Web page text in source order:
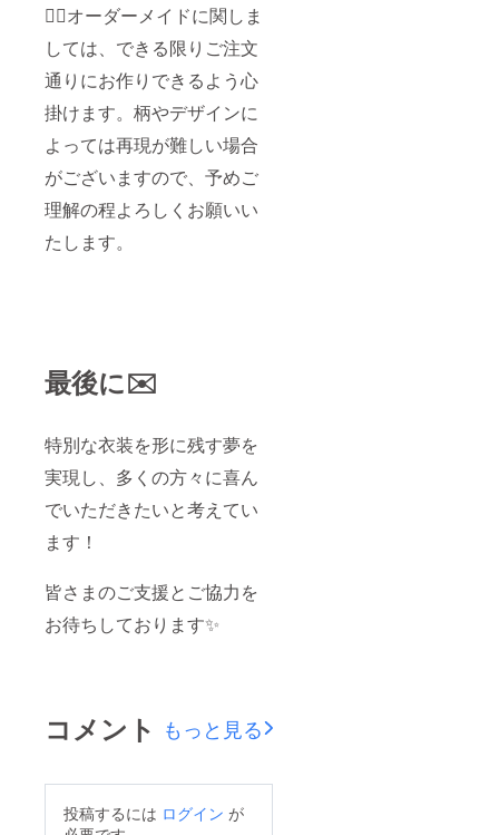
🙇‍♀️オーダーメイドに関しま
しては、できる限りご注文
通りにお作りできるよう心
掛けます。柄やデザインに
よっては再現が難しい場合
がございますので、予めご
理解の程よろしくお願いい
たします。
最後に✉️
特別な衣装を形に残す夢を
実現し、多くの方々に喜ん
でいただきたいと考えてい
ます！
皆さまのご支援とご協力を
お待ちしております✨
コメント もっと見る
投稿するには ログイン が